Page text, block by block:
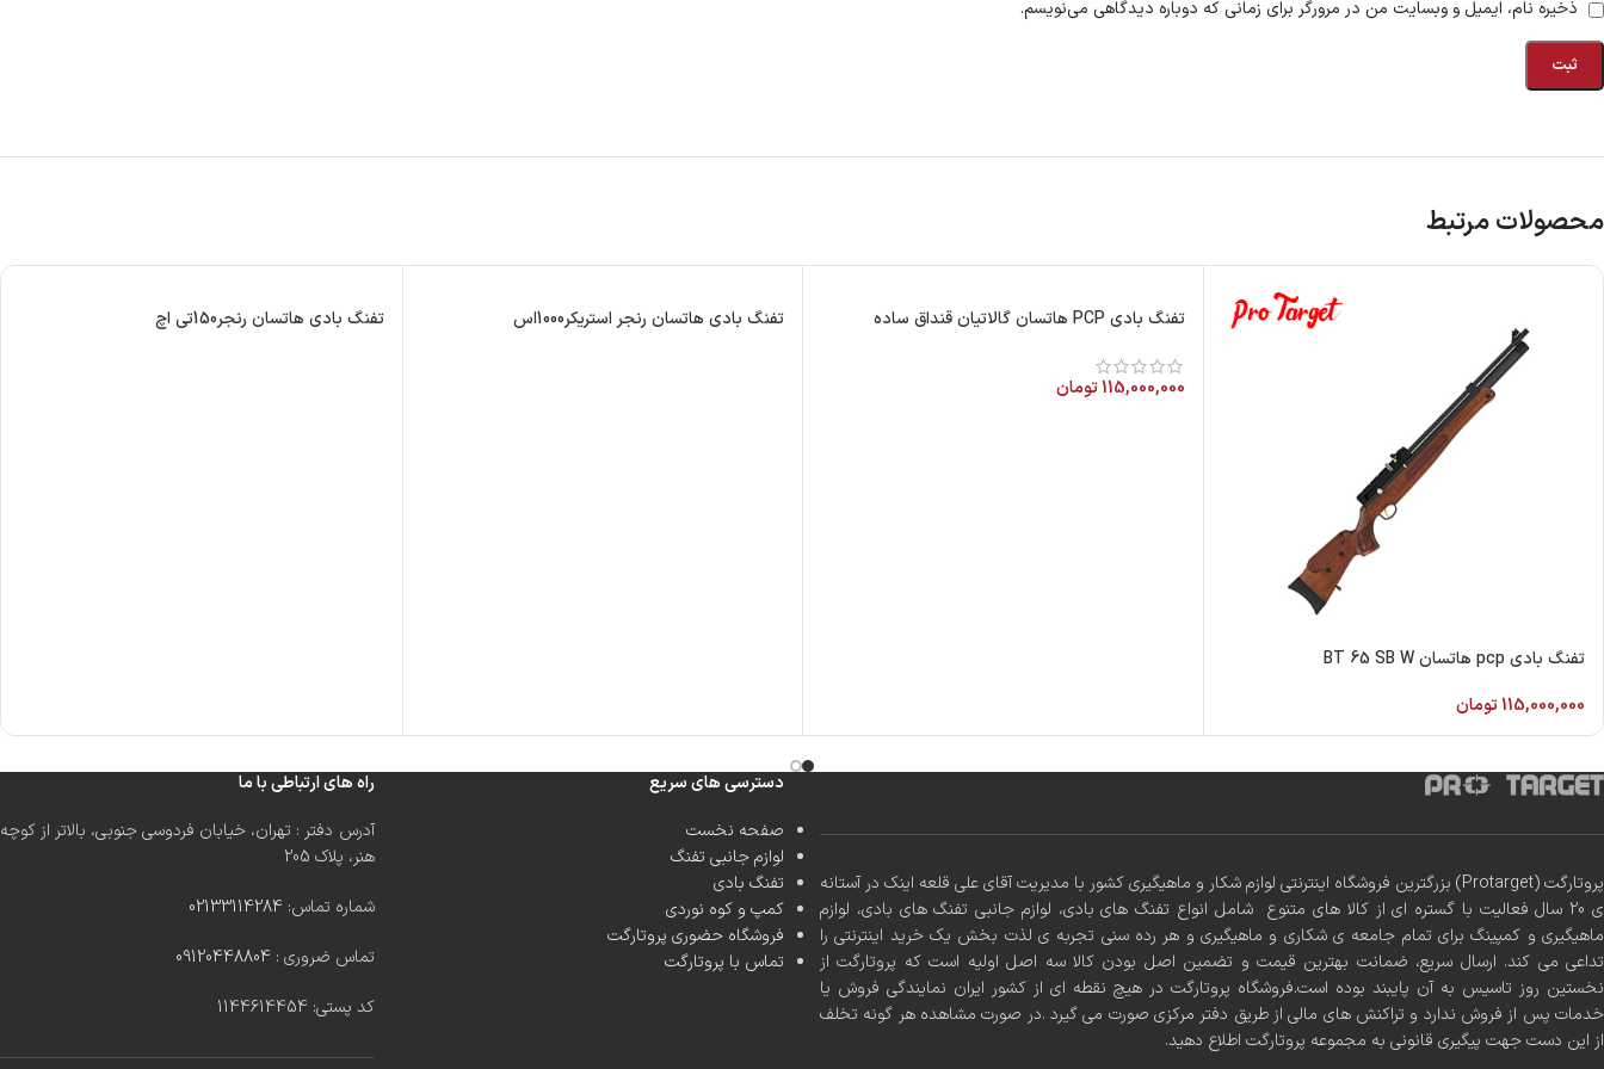
ذخیره نام، ایمیل و وبسایت من در مرورگر برای زمانی که دوباره دیدگاهی می‌نویسم.
محصولات مرتبط
تفنگ بادی pcp هاتسان BT 65 SB W
115,000,000تومان
تفنگ بادی PCP هاتسان گالاتیان قنداق ساده
115,000,000تومان
تفنگ بادی هاتسان رنجر استریکر1000اس تفنگ بادی هاتسان رنجر150تی اچ
پروتارگت (Protarget) بزرگترین فروشگاه اینترنتی لوازم شکار و ماهیگیری کشور با مدیریت آقای علی قلعه اینک در آستانه
ی 20 سال فعالیت با گستره ای از کالا های متنوع شامل انواع تفنگ های بادی، لوازم جانبی تفنگ های بادی، لوازم
ماهیگیری و کمپینگ برای تمام جامعه ی شکاری و ماهیگیری و هر رده سنی تجربه ی لذت بخش یک خرید اینترنتی را
تداعی می کند. ارسال سریع، ضمانت بهترین قیمت و تضمین اصل بودن کالا سه اصل اولیه است که پروتارگت از
نخستین روز تاسیس به آن پایبند بوده است.فروشگاه پروتارگت در هیچ نقطه ای از کشور ایران نمایندگی فروش یا
خدمات پس از فروش ندارد و تراکنش های مالی از طریق دفتر مرکزی صورت می گیرد .در صورت مشاهده هر گونه تخلف
از این دست جهت پیگیری قانونی به مجموعه پروتارگت اطلاع دهید.
دسترسی های سریع
صفحه نخست
لوازم جانبی تفنگ
تفنگ بادی
کمپ و کوه نوردی
فروشگاه حضوری پروتارگت
تماس با پروتارگت
راه های ارتباطی با ما
آدرس دفتر : تهران، خیابان فردوسی جنوبی، بالاتر از کوچه
هنر، پلاک 205
شماره تماس: 02133114284
تماس ضروری : 09120448804
کد پستی: 1144614454